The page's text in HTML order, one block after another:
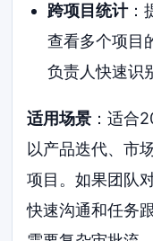
跨项目统计：
查看多个项目
负责人快速识
适用场景 ：适合
以产品迭代、市
项目。如果团队
快速沟通和任务